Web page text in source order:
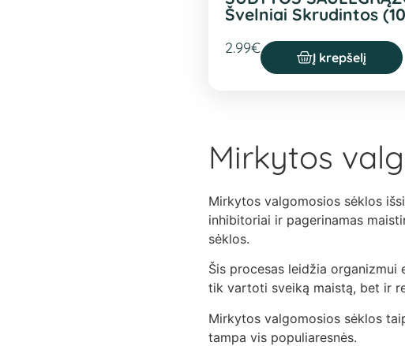
Švelniai Skrudintos
2.99€
Į krepšelį
Mirkytos
Mirkytos valgomosios sėklos
inhibitoriai ir pagerinamas
sėklos.
Šis procesas leidžia organizmui
tik vartoti sveiką maistą, bet ir
Mirkytos valgomosios sėklos
tampa vis populiaresnės.